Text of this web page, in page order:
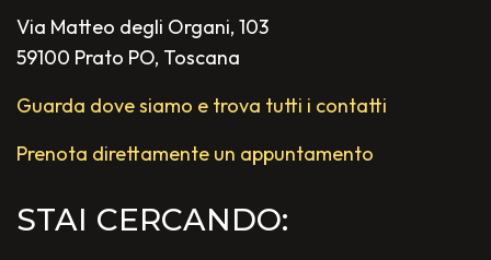
Via Matteo degli Organi, 103
59100 Prato PO, Toscana
Guarda dove siamo e trova tutti i contatti
Prenota direttamente un appuntamento
STAI CERCANDO: